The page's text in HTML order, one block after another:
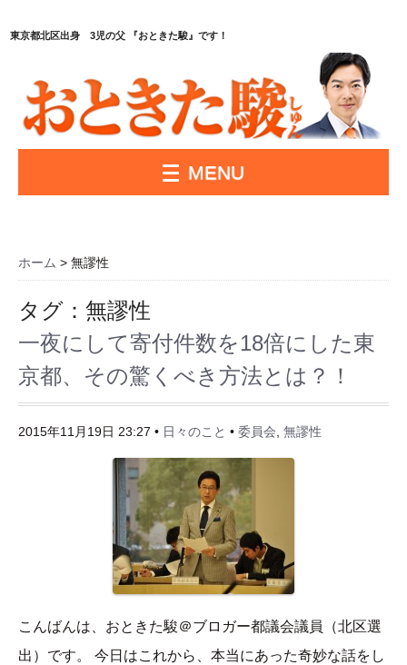
東京都北区出身 3児の父 『おときた駿』です！
MENU
ホーム > 無謬性
タグ：無謬性
一夜にして寄付件数を18倍にした東
京都、その驚くべき方法とは？！
2015年11月19日 23:27 • 日々のこと • 委員会, 無謬性
こんばんは、おときた駿＠ブロガー都議会議員（北区選
出）です。 今日はこれから、本当にあった奇妙な話をし